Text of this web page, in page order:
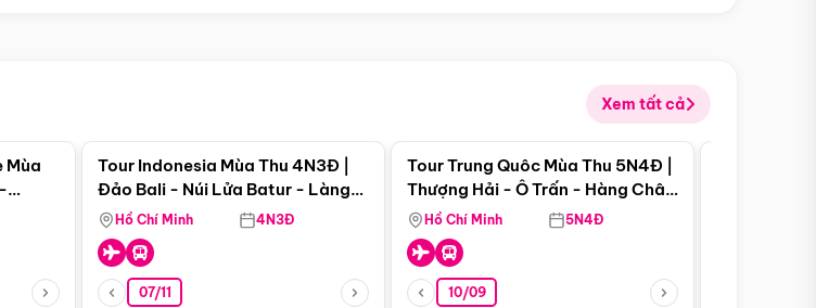
Xem tất cả
Mùa
Tour Indonesia Mùa Thu 4N3Đ |
Đảo Bali - Núi Lửa Batur - Làng
Penglipuran
Hồ Chí Minh 4N3Đ
07/11
Điểm nổi bật
Tour Trung Quôc Mùa Thu 5N4Đ |
Thượng Hải - Ô Trấn - Hàng Châu
(Tour Không Shopping)
Hồ Chí Minh 5N4Đ
10/09